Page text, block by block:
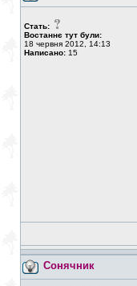
Стать:
Востаннє тут були:
18 червня 2012, 14:13
Написано: 15
Сонячник